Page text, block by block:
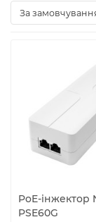
PoE-інжектор
PSE60G